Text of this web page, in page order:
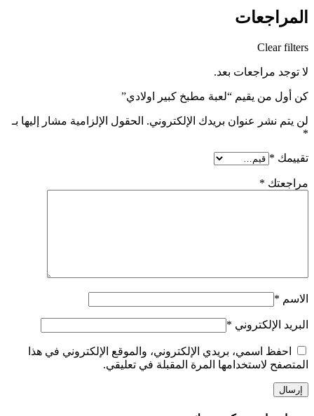
المراجعات
Clear filters
لا توجد مراجعات بعد.
كن أول من يقيم “لعبة مطبخ كبير اولادي”
لن يتم نشر عنوان بريدك الإلكتروني. الحقول الإلزامية مشار إليها بـ
*
تقييمك *
مراجعتك *
الاسم *
البريد الإلكتروني *
احفظ اسمي، بريدي الإلكتروني، والموقع الإلكتروني في هذا
المتصفح لاستخدامها المرة المقبلة في تعليقي.